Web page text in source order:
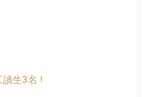
讀生3名 !